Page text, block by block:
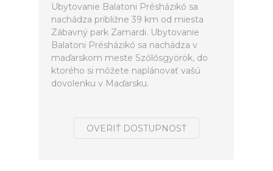
Ubytovanie Balatoni Présházikó sa
nachádza približne 39 km od miesta
Zábavný park Zamardi. Ubytovanie
Balatoni Présházikó sa nachádza v
maďarskom meste Szőlősgyörök, do
ktorého si môžete naplánovať vašú
dovolenku v Maďarsku.
OVERIŤ DOSTUPNOSŤ